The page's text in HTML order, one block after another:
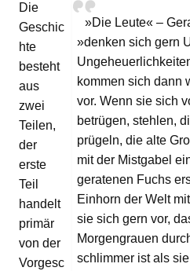
»Die Leute« –
»denken sich gern
kommen sich dann
vor. Wenn sie sich
betrügen, stehlen,
prügeln, die alte
mit der Mistgabel
geratenen Fuchs
Einhorn der Welt
sie sich gern vor,
Morgengrauen
schlimmer ist als
Die
Geschic
hte
besteht
aus
zwei
Teilen,
der
erste
Teil
handelt
primär
von der
Vorgesc